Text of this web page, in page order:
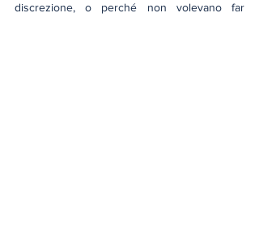
discrezione, o perché non volevano far